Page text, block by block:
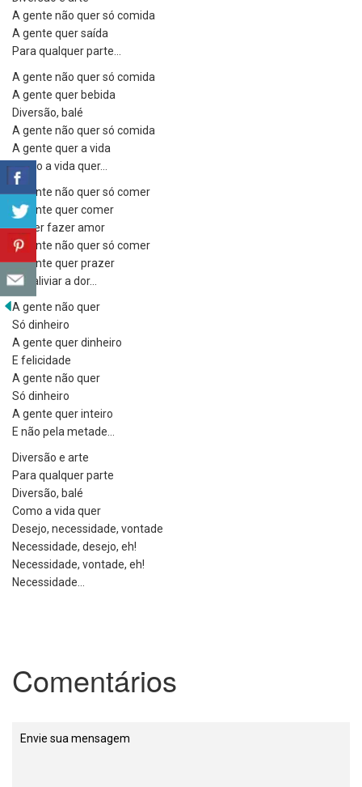
A gente não quer só comida
A gente quer saída
Para qualquer parte…
A gente não quer só comida
A gente quer bebida
Diversão, balé
A gente não quer só comida
A gente quer a vida
Como a vida quer…
A gente não quer só comer
A gente quer comer
E quer fazer amor
A gente não quer só comer
A gente quer prazer
Prá aliviar a dor…
A gente não quer
Só dinheiro
A gente quer dinheiro
E felicidade
A gente não quer
Só dinheiro
A gente quer inteiro
E não pela metade…
Diversão e arte
Para qualquer parte
Diversão, balé
Como a vida quer
Desejo, necessidade, vontade
Necessidade, desejo, eh!
Necessidade, vontade, eh!
Necessidade…
Comentários